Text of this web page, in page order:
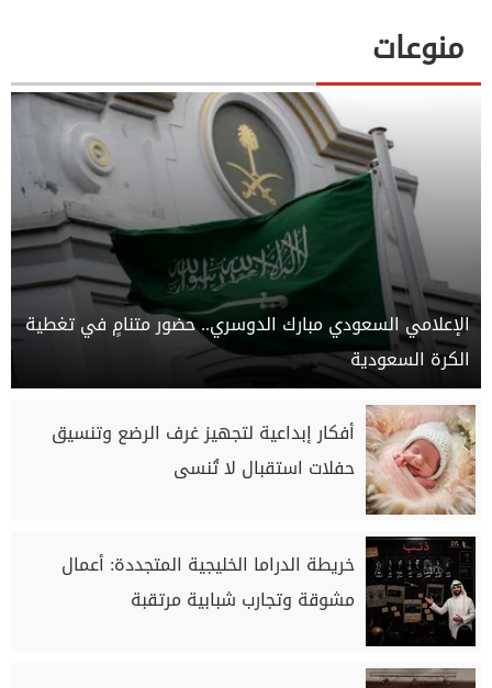
منوعات
الإعلامي السعودي مبارك الدوسري.. حضور متنامٍ في تغطية
الكرة السعودية
أفكار إبداعية لتجهيز غرف الرضع وتنسيق
حفلات استقبال لا تُنسى
خريطة الدراما الخليجية المتجددة: أعمال
مشوقة وتجارب شبابية مرتقبة